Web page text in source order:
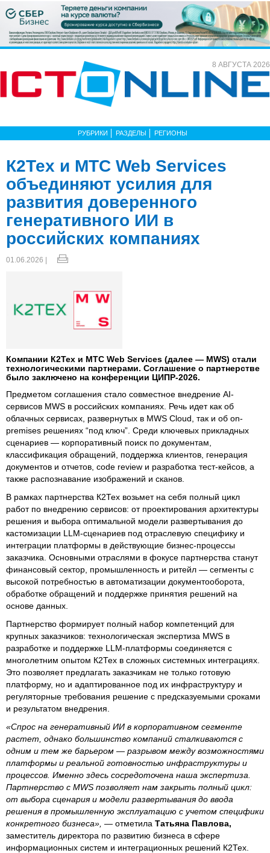
8 АВГУСТА 2026
РУБРИКИ РАЗДЕЛЫ РЕГИОНЫ
К2Тех и МТС Web Services
объединяют усилия для
развития доверенного
генеративного ИИ в
российских компаниях
01.06.2026 |
Компании К2Тех и МТС Web Services (далее — MWS) стали
технологическими партнерами. Соглашение о партнерстве
было заключено на конференции ЦИПР-2026.
Предметом соглашения стало совместное внедрение AI-
сервисов MWS в российских компаниях. Речь идет как об
облачных сервисах, развернутых в MWS Cloud, так и об on-
premises решениях “под ключ”. Среди ключевых прикладных
сценариев — корпоративный поиск по документам,
классификация обращений, поддержка клиентов, генерация
документов и отчетов, code review и разработка тест-кейсов, а
также распознавание изображений и сканов.
В рамках партнерства К2Тех возьмет на себя полный цикл
работ по внедрению сервисов: от проектирования архитектуры
решения и выбора оптимальной модели развертывания до
кастомизации LLM-сценариев под отраслевую специфику и
интеграции платформы в действующие бизнес-процессы
заказчика. Основными отраслями в фокусе партнерства станут
финансовый сектор, промышленность и ритейл — сегменты с
высокой потребностью в автоматизации документооборота,
обработке обращений и поддержке принятия решений на
основе данных.
Партнерство формирует полный набор компетенций для
крупных заказчиков: технологическая экспертиза MWS в
разработке и поддержке LLM-платформы соединяется с
многолетним опытом К2Тех в сложных системных интеграциях.
Это позволяет предлагать заказчикам не только готовую
платформу, но и адаптированное под их инфраструктуру и
регуляторные требования решение с предсказуемыми сроками
и результатом внедрения.
«Спрос на генеративный ИИ в корпоративном сегменте
растет, однако большинство компаний сталкиваются с
одним и тем же барьером — разрывом между возможностями
платформы и реальной готовностью инфраструктуры и
процессов. Именно здесь сосредоточена наша экспертиза.
Партнерство с MWS позволяет нам закрыть полный цикл:
от выбора сценария и модели развертывания до ввода
решения в промышленную эксплуатацию с учетом специфики
конкретного бизнеса», — отметила Татьяна Павлова,
заместитель директора по развитию бизнеса в сфере
информационных систем и интеграционных решений К2Тех.